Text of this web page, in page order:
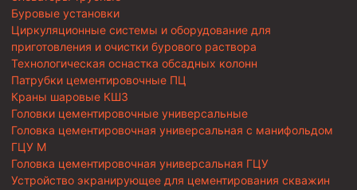
Буровые установки
Циркуляционные системы и оборудование для
приготовления и очистки бурового раствора
Технологическая оснастка обсадных колонн
Патрубки цементировочные ПЦ
Краны шаровые КШЗ
Головки цементировочные универсальные
Головка цементировочная универсальная с манифольдом
ГЦУ М
Головка цементировочная универсальная ГЦУ
Устройство экранирующее для цементирования скважин